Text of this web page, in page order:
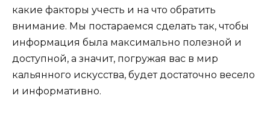
какие факторы учесть и на что обратить
внимание. Мы постараемся сделать так, чтобы
информация была максимально полезной и
доступной, а значит, погружая вас в мир
кальянного искусства, будет достаточно весело
и информативно.